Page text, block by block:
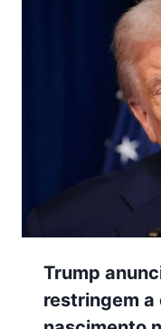
Trump
restringem